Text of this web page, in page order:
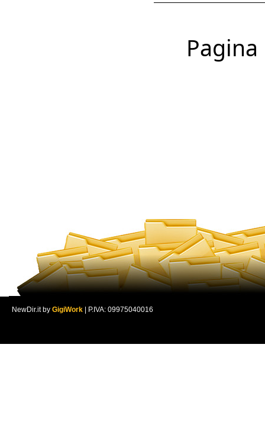
NewDir.it by GigiWork | P.IVA: 09975040016